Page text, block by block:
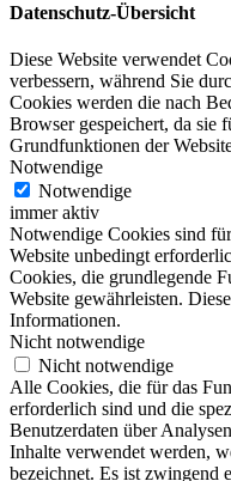
Datenschutz-Übersicht
Diese Website verwendet
verbessern, während Sie
Cookies werden die nach
Browser gespeichert, da sie
Grundfunktionen der
Notwendige
Notwendige
immer aktiv
Notwendige Cookies sind
Website unbedingt
Cookies, die grundlegende
Website gewährleisten.
Informationen.
Nicht notwendige
Nicht notwendige
Alle Cookies, die für das
erforderlich sind und die
Benutzerdaten über
Inhalte verwendet werden,
bezeichnet. Es ist zwingend